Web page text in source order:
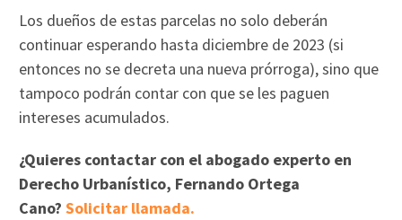
Los dueños de estas parcelas no solo deberán
continuar esperando hasta diciembre de 2023 (si
entonces no se decreta una nueva prórroga), sino que
tampoco podrán contar con que se les paguen
intereses acumulados.
¿Quieres contactar con el abogado experto en
Derecho Urbanístico, Fernando Ortega
Cano?Solicitar llamada.